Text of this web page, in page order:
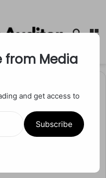
Search
भक्तिभाव:
from Media
and get access to
Subscribe